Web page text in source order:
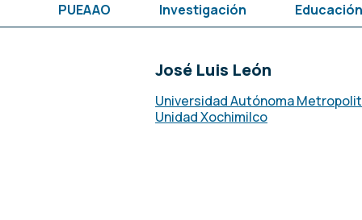
PUEAAO Investigación
José Luis León
Universidad Autónoma
Unidad Xochimilco